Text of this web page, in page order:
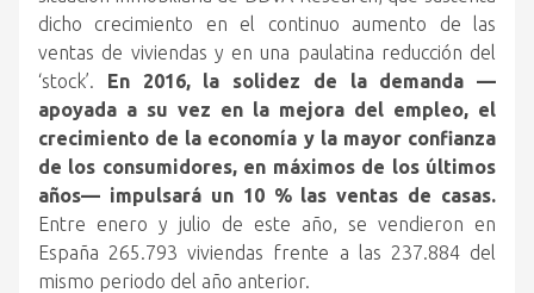
dicho crecimiento en el continuo aumento de las
ventas de viviendas y en una paulatina reducción del
‘stock’. En 2016, la solidez de la demanda —
apoyada a su vez en la mejora del empleo, el
crecimiento de la economía y la mayor confianza
de los consumidores, en máximos de los últimos
años— impulsará un 10 % las ventas de casas.
Entre enero y julio de este año, se vendieron en
España 265.793 viviendas frente a las 237.884 del
mismo periodo del año anterior.